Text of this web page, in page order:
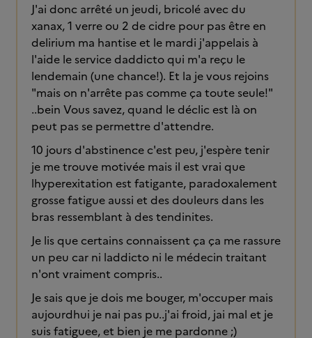
J'ai donc arrêté un jeudi, bricolé avec du
xanax, 1 verre ou 2 de cidre pour pas être en
delirium ma hantise et le mardi j'appelais à
l'aide le service daddicto qui m'a reçu le
lendemain (une chance!). Et la je vous rejoins
"mais on n'arrête pas comme ça toute seule!"
..bein Vous savez, quand le déclic est là on
peut pas se permettre d'attendre.
10 jours d'abstinence c'est peu, j'espère tenir
je me trouve motivée mais il est vrai que
lhyperexitation est fatigante, paradoxalement
grosse fatigue aussi et des douleurs dans les
bras ressemblant à des tendinites.
Je lis que certains connaissent ça ça me rassure
un peu car ni laddicto ni le médecin traitant
n'ont vraiment compris..
Je sais que je dois me bouger, m'occuper mais
aujourdhui je nai pas pu..j'ai froid, jai mal et je
suis fatiguee, et bien je me pardonne ;)